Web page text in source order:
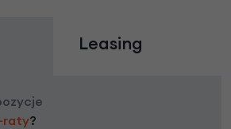
Leasing
raty?